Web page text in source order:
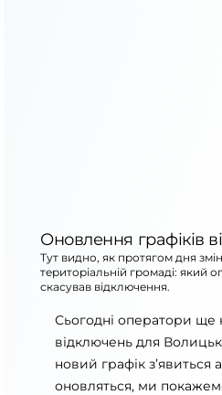
Оновлення графіків
Тут видно, як протягом дня
територіальній громаді: який
скасував відключення.
Сьогодні оператори ще
відключень для
новий графік
оновляться, ми